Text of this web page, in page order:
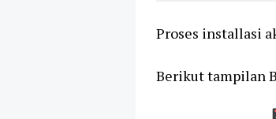
Proses installasi
Berikut tampilan